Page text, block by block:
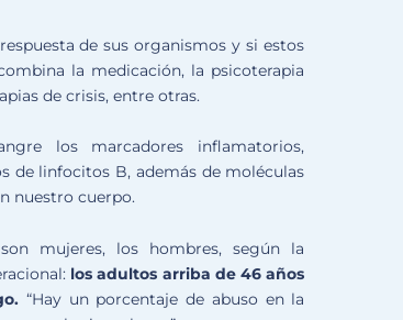
de sus organismos y si estos
la medicación, la psicoterapia
de crisis, entre otras.
los marcadores inflamatorios,
de linfocitos B, además de moléculas
nuestro cuerpo.
mujeres, los hombres, según la
los adultos arriba de 46 años
“Hay un porcentaje de abuso en la